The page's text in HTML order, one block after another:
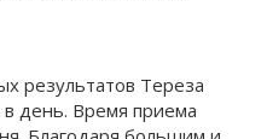
результатов Тереза
в день. Время приема